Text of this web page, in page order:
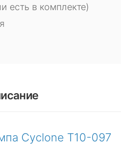
есть в комплекте)
Cyclone T10-097